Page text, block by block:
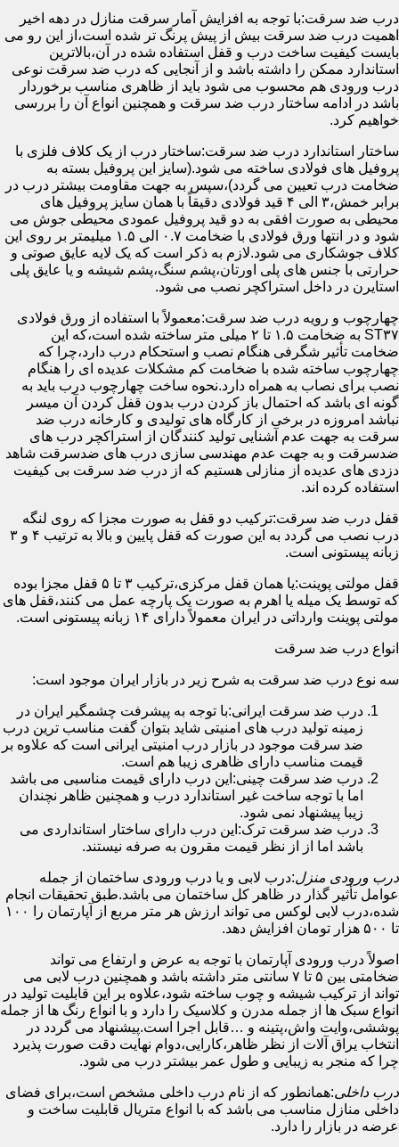
درب ضد سرقت:با توجه به افزایش آمار سرقت منازل در دهه اخیر
اهمیت درب ضد سرقت بیش از پیش پرنگ تر شده است،از این رو می
بایست کیفیت ساخت درب و قفل استفاده شده در آن،بالاترین
استاندارد ممکن را داشته باشد و از آنجایی که درب ضد سرقت نوعی
درب ورودی هم محسوب می شود باید از ظاهری مناسب برخوردار
باشد در ادامه ساختار درب ضد سرقت و همچنین انواع آن را بررسی
خواهیم کرد.
ساختار استاندارد درب ضد سرقت:ساختار درب از یک کلاف فلزی با
پروفیل های فولادی ساخته می شود.(سایز این پروفیل بسته به
ضخامت درب تعیین می گردد)،سپس به جهت مقاومت بیشتر درب در
برابر خمش،۳ الی ۴ قید فولادی دقیقاً با همان سایز پروفیل های
محیطی به صورت افقی به دو قید پروفیل عمودی محیطی جوش می
شود و در انتها ورق فولادی با ضخامت ۰.۷ الی ۱.۵ میلیمتر بر روی این
کلاف جوشکاری می شود.لازم به ذکر است که یک لایه عایق صوتی و
حرارتی با جنس های پلی اورتان،پشم سنگ،پشم شیشه و یا عایق پلی
استایرن در داخل استراکچر نصب می شود.
چهارچوب و رویه درب ضد سرقت:معمولاً با استفاده از ورق فولادی
ST۳۷ به ضخامت ۱.۵ تا ۲ میلی متر ساخته شده است،که این
ضخامت تأثیر شگرفی هنگام نصب و استحکام درب دارد،چرا که
چهارچوب ساخته شده با ضخامت کم مشکلات عدیده ای را هنگام
نصب برای نصاب به همراه دارد.نحوه ساخت چهارچوب درب باید به
گونه ای باشد که احتمال باز کردن درب بدون قفل کردن آن میسر
نباشد امروزه در برخی از کارگاه های تولیدی و کارخانه درب ضد
سرقت به جهت عدم آشنایی تولید کنندگان از استراکچر درب های
ضدسرقت و به جهت عدم مهندسی سازی درب های ضدسرقت شاهد
دزدی های عدیده از منازلی هستیم که از درب ضد سرقت بی کیفیت
استفاده کرده اند.
قفل درب ضد سرقت:ترکیب دو قفل به صورت مجزا که روی لنگه
درب نصب می گردد به این صورت که قفل پایین و بالا به ترتیب ۴ و ۳
زبانه پیستونی است.
قفل مولتی پوینت:یا همان قفل مرکزی،ترکیب ۳ تا ۵ قفل مجزا بوده
که توسط یک میله یا اهرم به صورت یک پارچه عمل می کنند،قفل های
مولتی پوینت وارداتی در ایران معمولاً دارای ۱۴ زبانه پیستونی است.
انواع درب ضد سرقت
سه نوع درب ضد سرقت به شرح زیر در بازار ایران موجود است:
درب ضد سرقت ایرانی:با توجه به پیشرفت چشمگیر ایران در
زمینه تولید درب های امنیتی شاید بتوان گفت مناسب ترین درب
ضد سرقت موجود در بازار درب امنیتی ایرانی است که علاوه بر
قیمت مناسب دارای ظاهری زیبا هم است.
درب ضد سرقت چینی:این درب دارای قیمت مناسبی می باشد
اما با توجه ساخت غیر استاندارد درب و همچنین ظاهر نچندان
زیبا پیشنهاد نمی شود.
درب ضد سرقت ترک:این درب دارای ساختار استانداردی می
باشد اما از از نظر قیمت مقرون به صرفه نیستند.
درب ورودی منزل:درب لابی و یا درب ورودی ساختمان از جمله
عوامل تأثیر گذار در ظاهر کل ساختمان می باشد.طبق تحقیقات انجام
شده،درب لابی لوکس می تواند ارزش هر متر مربع از آپارتمان را ۱۰۰
تا ۵۰۰ هزار تومان افزایش دهد.
اصولاً درب ورودی آپارتمان با توجه به عرض و ارتفاع می تواند
ضخامتی بین ۵ تا ۷ سانتی متر داشته باشد و همچنین درب لابی می
تواند از ترکیب شیشه و چوب ساخته شود،علاوه بر این قابلیت تولید در
انواع سبک ها از جمله مدرن و کلاسیک را دارد و با انواع رنگ ها از جمله
پوششی،وایت واش،پتینه و …قابل اجرا است.پیشنهاد می گردد در
انتخاب یراق آلات از نظر ظاهر،کارایی،دوام نهایت دقت صورت پذیرد
چرا که منجر به زیبایی و طول عمر بیشتر درب می شود.
درب داخلی:همانطور که از نام درب داخلی مشخص است،برای فضای
داخلی منازل مناسب می باشد که با انواع متریال قابلیت ساخت و
عرضه در بازار را دارد.